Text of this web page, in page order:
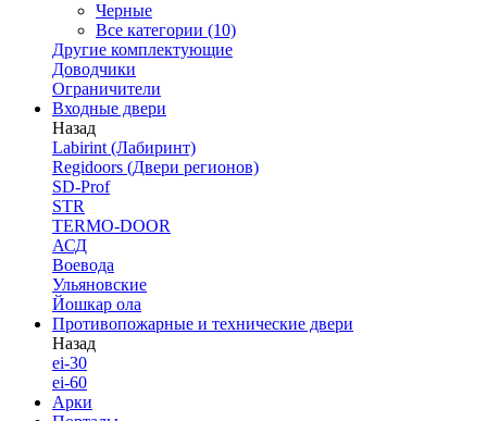
Черные
Все категории (10)
Другие комплектующие
Доводчики
Ограничители
Входные двери
Назад
Labirint (Лабиринт)
Regidoors (Двери регионов)
SD-Prof
STR
TERMO-DOOR
АСД
Воевода
Ульяновские
Йошкар ола
Противопожарные и технические двери
Назад
ei-30
ei-60
Арки